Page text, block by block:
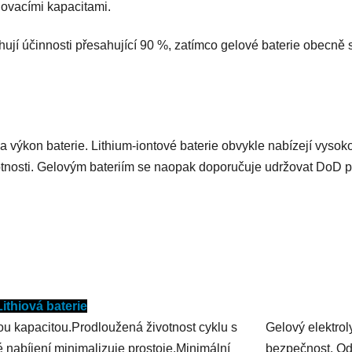
kapacitami.
účinnosti přesahující 90 %, zatímco gelové baterie obecně
výkon baterie. Lithium-iontové baterie obvykle nabízejí
Gelovým bateriím se naopak doporučuje udržovat DoD
baterie
kapacitou.Prodloužená životnost cyklu s
nabíjení minimalizuje prostoje.Minimální
Gelový
bezpečnost.